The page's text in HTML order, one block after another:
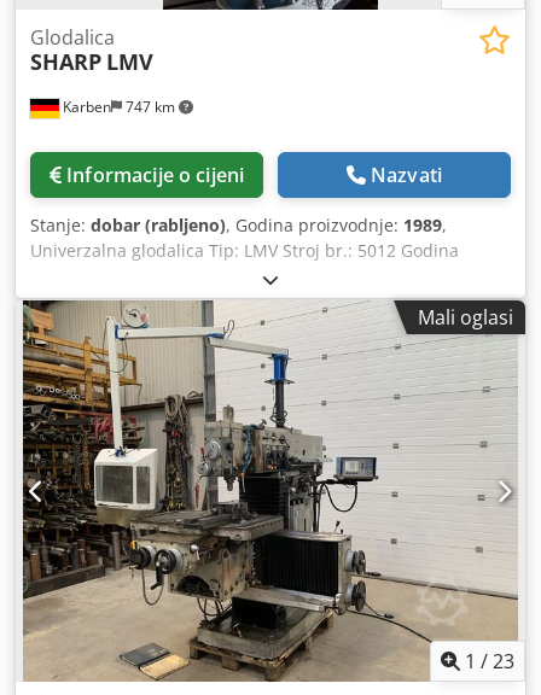
Karben 747 km
Glodalica
SHARP LMV
Informacije o cijeni Nazvati
Stanje: dobar (rabljeno), Godina proizvodnje: 1989,
Univerzalna glodalica Tip: LMV Stroj br.: 5012 Godina
proizvodnje: 1989 Tehnički podaci: Chjdpfx Amjw Ebhms
Toa Pomaci: uzdužno (X-os): 762 mm poprečno (Y-os): 305
mm okomito (Z-os): 406 mm Hod pinole: 127 mm Prihvat
glavčine: stezna čahura Veličina stola: 1067 x 229 mm
Raspon obrtaja: 50-3750 o/min u dvije brzine Težina: 1000
kg Oprema:  SONY digitalni uređaj za mjerenje, 2 osi, X i
Y-os  Strojna svjetiljka  Stezna glava za bušenje 0-13 mm
 Set steznih čahura  Strojni škripac, širina čeljusti 150
mm  Zaštitni uređaj, električno zaštićen, tip: ZE-FS 30-300,
potpuno montiran  Dokumentacija Stanje: dobro,
provjereno u radionici
Mali oglasi
1 /23